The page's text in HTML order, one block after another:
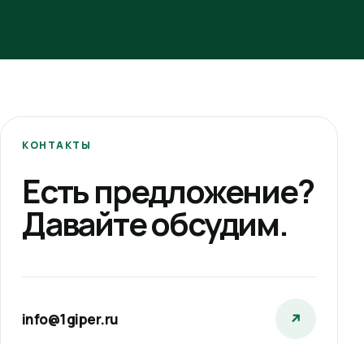
КОНТАКТЫ
Есть предложение?
Давайте обсудим.
info@1giper.ru ↗